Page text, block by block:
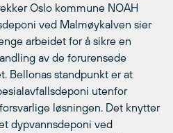
Oslo kommune NOAH
ved Malmøykalven sier
arbeidet for å sikre en
av de forurensede
Bellonas standpunkt er at
utenfor
løsningen. Det knytter
dypvannsdeponi ved